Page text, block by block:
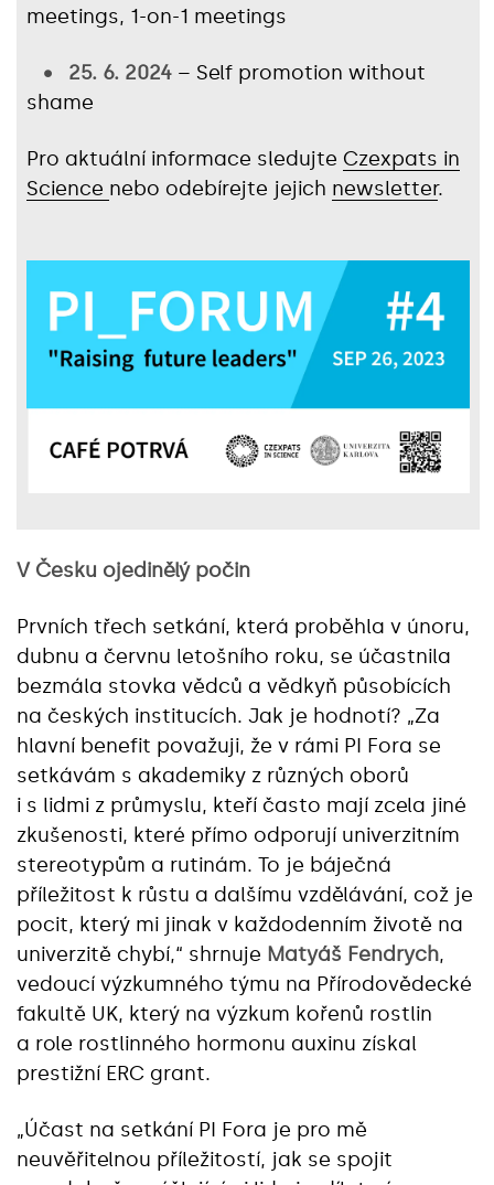
meetings, 1-on-1 meetings
• 25. 6. 2024 – Self promotion without
shame
Pro aktuální informace sledujte Czexpats in
Science nebo odebírejte jejich newsletter.
V Česku ojedinělý počin
Prvních třech setkání, která proběhla v únoru,
dubnu a červnu letošního roku, se účastnila
bezmála stovka vědců a vědkyň působících
na českých institucích. Jak je hodnotí? „Za
hlavní benefit považuji, že v rámi PI Fora se
setkávám s akademiky z různých oborů
i s lidmi z průmyslu, kteří často mají zcela jiné
zkušenosti, které přímo odporují univerzitním
stereotypům a rutinám. To je báječná
příležitost k růstu a dalšímu vzdělávání, což je
pocit, který mi jinak v každodenním životě na
univerzitě chybí,“ shrnuje Matyáš Fendrych,
vedoucí výzkumného týmu na Přírodovědecké
fakultě UK, který na výzkum kořenů rostlin
a role rostlinného hormonu auxinu získal
prestižní ERC grant.
„Účast na setkání PI Fora je pro mě
neuvěřitelnou příležitostí, jak se spojit